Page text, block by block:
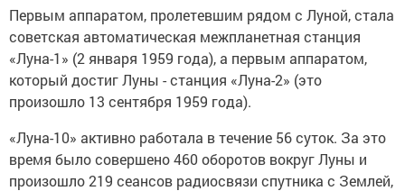
Первым аппаратом, пролетевшим рядом с Луной, стала
советская автоматическая межпланетная станция
«Луна-1» (2 января 1959 года), а первым аппаратом,
который достиг Луны - станция «Луна-2» (это
произошло 13 сентября 1959 года).
«Луна-10» активно работала в течение 56 суток. За это
время было совершено 460 оборотов вокруг Луны и
произошло 219 сеансов радиосвязи спутника с Землей,